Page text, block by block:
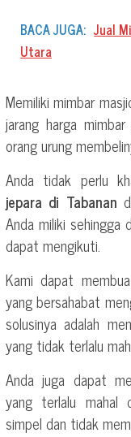
BACA JUGA: Jual
Utara
Memiliki mimbar
jarang harga
orang urung
Anda tidak perlu
jepara di Tabanan
Anda miliki sehingga
dapat mengikuti.
Kami dapat
yang bersahabat
solusinya adalah
yang tidak terlalu
Anda juga dapat
yang terlalu mahal
simpel dan tidak